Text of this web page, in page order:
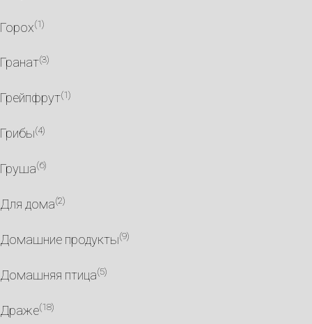
Горох(1)
Гранат(3)
Грейпфрут(1)
Грибы(4)
Груша(6)
Для дома(2)
Домашние продукты(9)
Домашняя птица(5)
Драже(18)